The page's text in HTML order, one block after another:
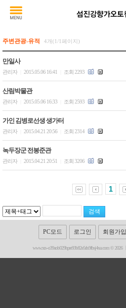
주변관광-유적 4개(1/1페이지)
만일사
관리자 2015.05.06 16:41 조회 2293
산림박물관
관리자 2015.05.06 16:33 조회 2593
가인 김병로선생 생가터
관리자 2015.04.21 20:56 조회 2314
녹두장군 전봉준관
관리자 2015.04.21 20:51 조회 3206
1
PC모드 로그인 회원가입
www.xn--o39aob029hpre93b82e5rls9fbsj4xa.com © 2026